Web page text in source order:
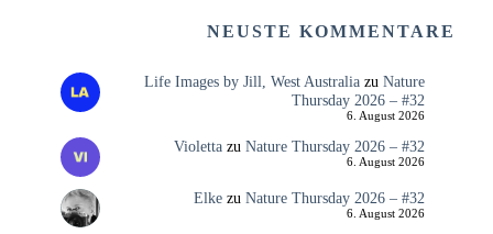
NEUSTE KOMMENTARE
Life Images by Jill, West Australiazu Nature
Thursday 2026 – #32
6. August 2026
Violettazu Nature Thursday 2026 – #32
6. August 2026
Elkezu Nature Thursday 2026 – #32
6. August 2026